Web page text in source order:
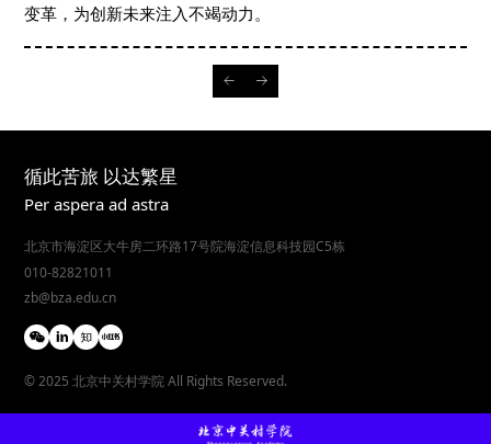
变革，为创新未来注入不竭动力。
循此苦旅 以达繁星
Per aspera ad astra
北京市海淀区大牛房二环路17号院海淀信息科技园C5栋
010-82821011
zb@bza.edu.cn
© 2025 北京中关村学院 All Rights Reserved.